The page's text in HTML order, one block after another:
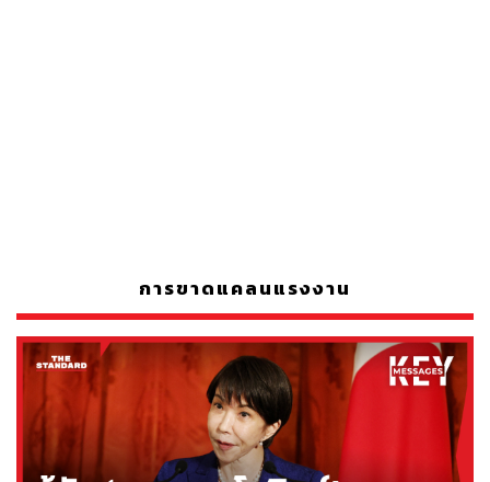
การขาดแคลนแรงงาน